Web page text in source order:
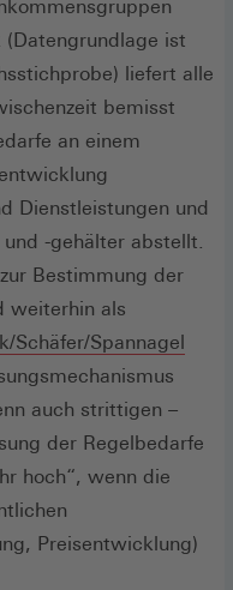
ist
liefert alle
bemisst
an einem
Dienstleistungen und
-gehälter abstellt.
Bestimmung der
weiterhin als
Schäfer/Spannagel
auch strittigen –
der Regelbedarfe
hoch“, wenn die
Preisentwicklung)